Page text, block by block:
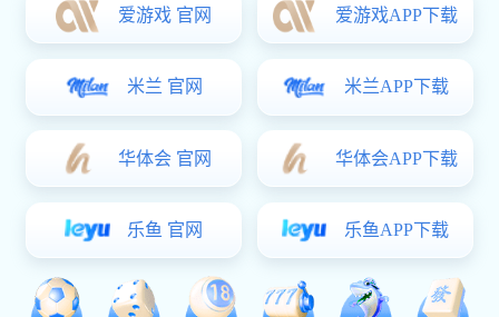
最初蚀刻加工厂绝大部份都是以低端的加工为主，如：
标牌，铭牌，简单的不锈钢蚀刻网孔板等。一方面，中
国蚀刻厂的小型化，作坊式作业带来了严重的环境污
染，另一方面始终走在低端，被国外同行所排斥。蚀刻
蚀刻工艺用于微加工中，以在制造过程中从晶圆表
面化学去除层。蚀刻是至关重要的工艺模块，每个晶片
在完成之前都要经过许多蚀刻步骤。对于许多蚀刻步